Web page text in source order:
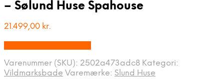
– Sølund Huse Spahouse
21.499,00 kr.
Varenummer (SKU): 2502a473adc8 Kategori:
Vildmarksbade Varemærke: Slund Huse